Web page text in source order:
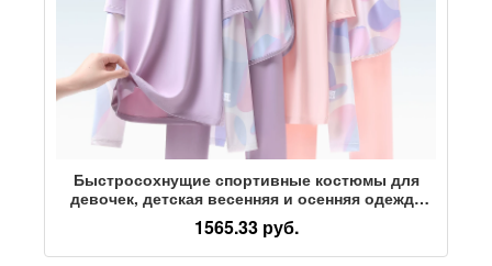
Быстросохнущие спортивные костюмы для
девочек, детская весенняя и осенняя одежда
для занятий настольным теннисом, одежда для
занятий йогой для больших детей, бадминтон,
теннис
1565.33 руб.